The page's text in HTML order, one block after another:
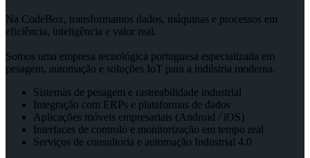
Na CodeBox, transformamos dados, máquinas e processos em
eficiência, inteligência e valor real.
Somos uma empresa tecnológica portuguesa especializada em
pesagem, automação e soluções IoT para a indústria moderna.
Sistemas de pesagem e rastreabilidade industrial
Integração com ERPs e plataformas de dados
Aplicações móveis empresariais (Android / iOS)
Interfaces de controlo e monitorização em tempo real
Serviços de consultoria e automação Industrial 4.0